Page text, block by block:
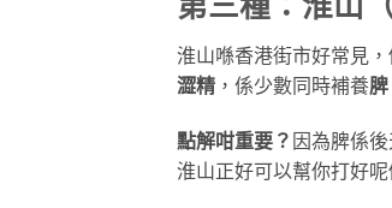
淮山喺香港街市好常見
澀精 ，係少數同時補養
點解咁重要？ 因為脾係
淮山正好可以幫你打好呢